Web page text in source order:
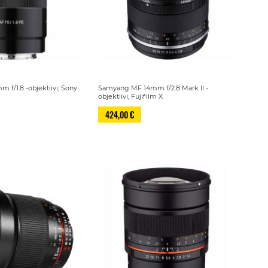
f/1.8 -objektiivi, Sony
Samyang MF 14mm f/2.8 Mark II -
objektiivi, Fujifilm X
424,00 €